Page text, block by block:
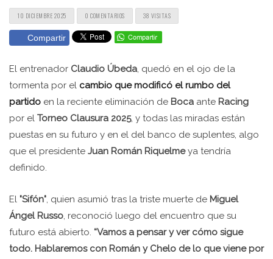
10 DICIEMBRE 2025 0 COMENTARIOS 38 VISITAS
Compartir
El entrenador Claudio Úbeda, quedó en el ojo de la
tormenta por el cambio que modificó el rumbo del
partido en la reciente eliminación de Boca ante Racing
por el Torneo Clausura 2025, y todas las miradas están
puestas en su futuro y en el del banco de suplentes, algo
que el presidente Juan Román Riquelmeya tendría
definido.
El "Sifón", quien asumió tras la triste muerte de Miguel
Ángel Russo, reconoció luego del encuentro que su
futuro está abierto. “Vamos a pensar y ver cómo sigue
todo. Hablaremos con Román y Chelo de lo que viene por